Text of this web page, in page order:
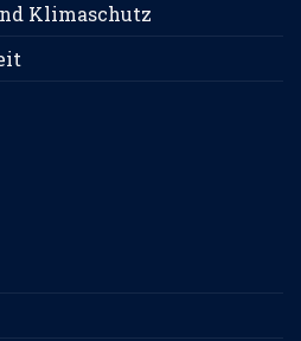
Klimaschutz